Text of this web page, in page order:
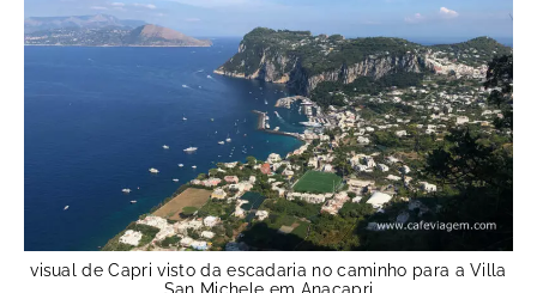
visual de Capri visto da escadaria no caminho para a Villa
San Michele em Anacapri